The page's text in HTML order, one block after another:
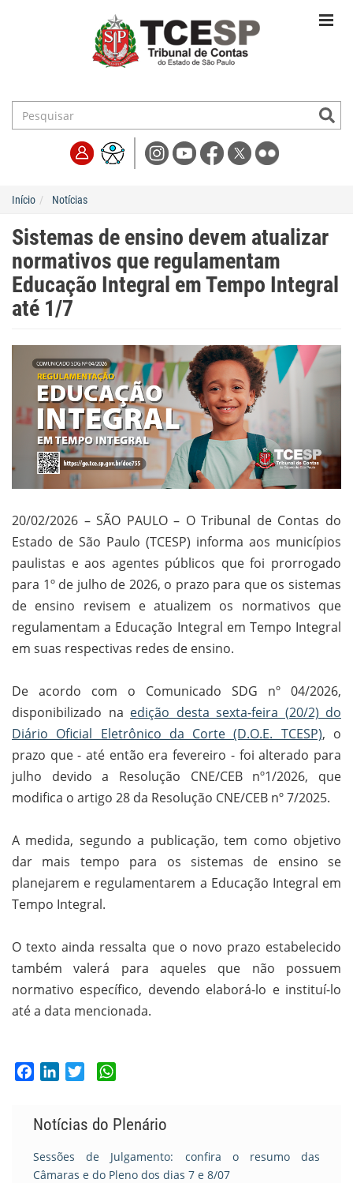
Início Notícias
Sistemas de ensino devem atualizar
normativos que regulamentam
Educação Integral em Tempo Integral
até 1/7
20/02/2026 – SÃO PAULO – O Tribunal de Contas do
Estado de São Paulo (TCESP) informa aos municípios
paulistas e aos agentes públicos que foi prorrogado
para 1º de julho de 2026, o prazo para que os sistemas
de ensino revisem e atualizem os normativos que
regulamentam a Educação Integral em Tempo Integral
em suas respectivas redes de ensino.
De acordo com o Comunicado SDG nº 04/2026,
disponibilizado na edição desta sexta-feira (20/2) do
Diário Oficial Eletrônico da Corte (D.O.E. TCESP), o
prazo que - até então era fevereiro - foi alterado para
julho devido a Resolução CNE/CEB nº1/2026, que
modifica o artigo 28 da Resolução CNE/CEB nº 7/2025.
A medida, segundo a publicação, tem como objetivo
dar mais tempo para os sistemas de ensino se
planejarem e regulamentarem a Educação Integral em
Tempo Integral.
O texto ainda ressalta que o novo prazo estabelecido
também valerá para aqueles que não possuem
normativo específico, devendo elaborá-lo e instituí-lo
até a data mencionada.
FacebookLinkedIn
Twitter
Notícias do Plenário
Sessões de Julgamento: confira o resumo das
Câmaras e do Pleno dos dias 7 e 8/07